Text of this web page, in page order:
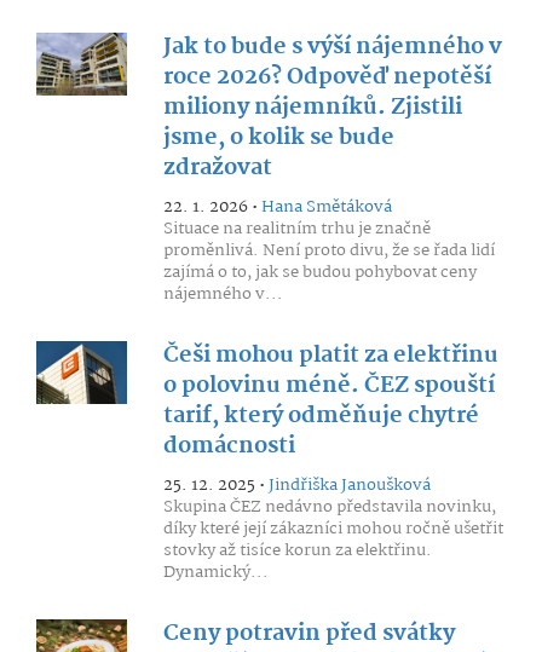
Jak to bude s výší nájemného v
roce 2026? Odpověď nepotěší
miliony nájemníků. Zjistili
jsme, o kolik se bude
zdražovat
22. 1. 2026 •Hana Smětáková
Situace na realitním trhu je značně
proměnlivá. Není proto divu, že se řada lidí
zajímá o to, jak se budou pohybovat ceny
nájemného v...
Češi mohou platit za elektřinu
o polovinu méně. ČEZ spouští
tarif, který odměňuje chytré
domácnosti
25. 12. 2025 •Jindřiška Janoušková
Skupina ČEZ nedávno představila novinku,
díky které její zákazníci mohou ročně ušetřit
stovky až tisíce korun za elektřinu.
Dynamický...
Ceny potravin před svátky